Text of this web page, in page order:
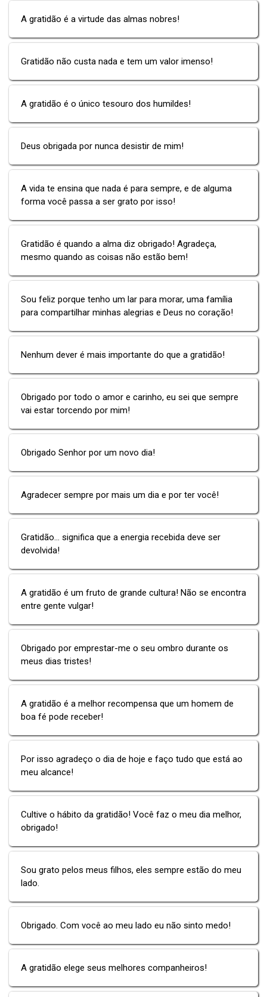
A gratidão é a virtude das almas nobres!
Gratidão não custa nada e tem um valor imenso!
A gratidão é o único tesouro dos humildes!
Deus obrigada por nunca desistir de mim!
A vida te ensina que nada é para sempre, e de alguma
forma você passa a ser grato por isso!
Gratidão é quando a alma diz obrigado! Agradeça,
mesmo quando as coisas não estão bem!
Sou feliz porque tenho um lar para morar, uma família
para compartilhar minhas alegrias e Deus no coração!
Nenhum dever é mais importante do que a gratidão!
Obrigado por todo o amor e carinho, eu sei que sempre
vai estar torcendo por mim!
Obrigado Senhor por um novo dia!
Agradecer sempre por mais um dia e por ter você!
Gratidão... significa que a energia recebida deve ser
devolvida!
A gratidão é um fruto de grande cultura! Não se encontra
entre gente vulgar!
Obrigado por emprestar-me o seu ombro durante os
meus dias tristes!
A gratidão é a melhor recompensa que um homem de
boa fé pode receber!
Por isso agradeço o dia de hoje e faço tudo que está ao
meu alcance!
Cultive o hábito da gratidão! Você faz o meu dia melhor,
obrigado!
Sou grato pelos meus filhos, eles sempre estão do meu
lado.
Obrigado. Com você ao meu lado eu não sinto medo!
A gratidão elege seus melhores companheiros!